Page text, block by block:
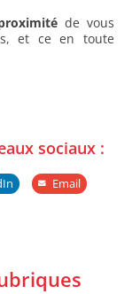
de vous
et ce en toute
sociaux :
Email